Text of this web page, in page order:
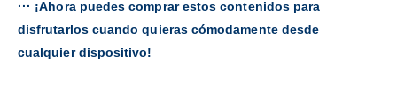
··· ¡Ahora puedes comprar estos contenidos para
disfrutarlos cuando quieras cómodamente desde
cualquier dispositivo!